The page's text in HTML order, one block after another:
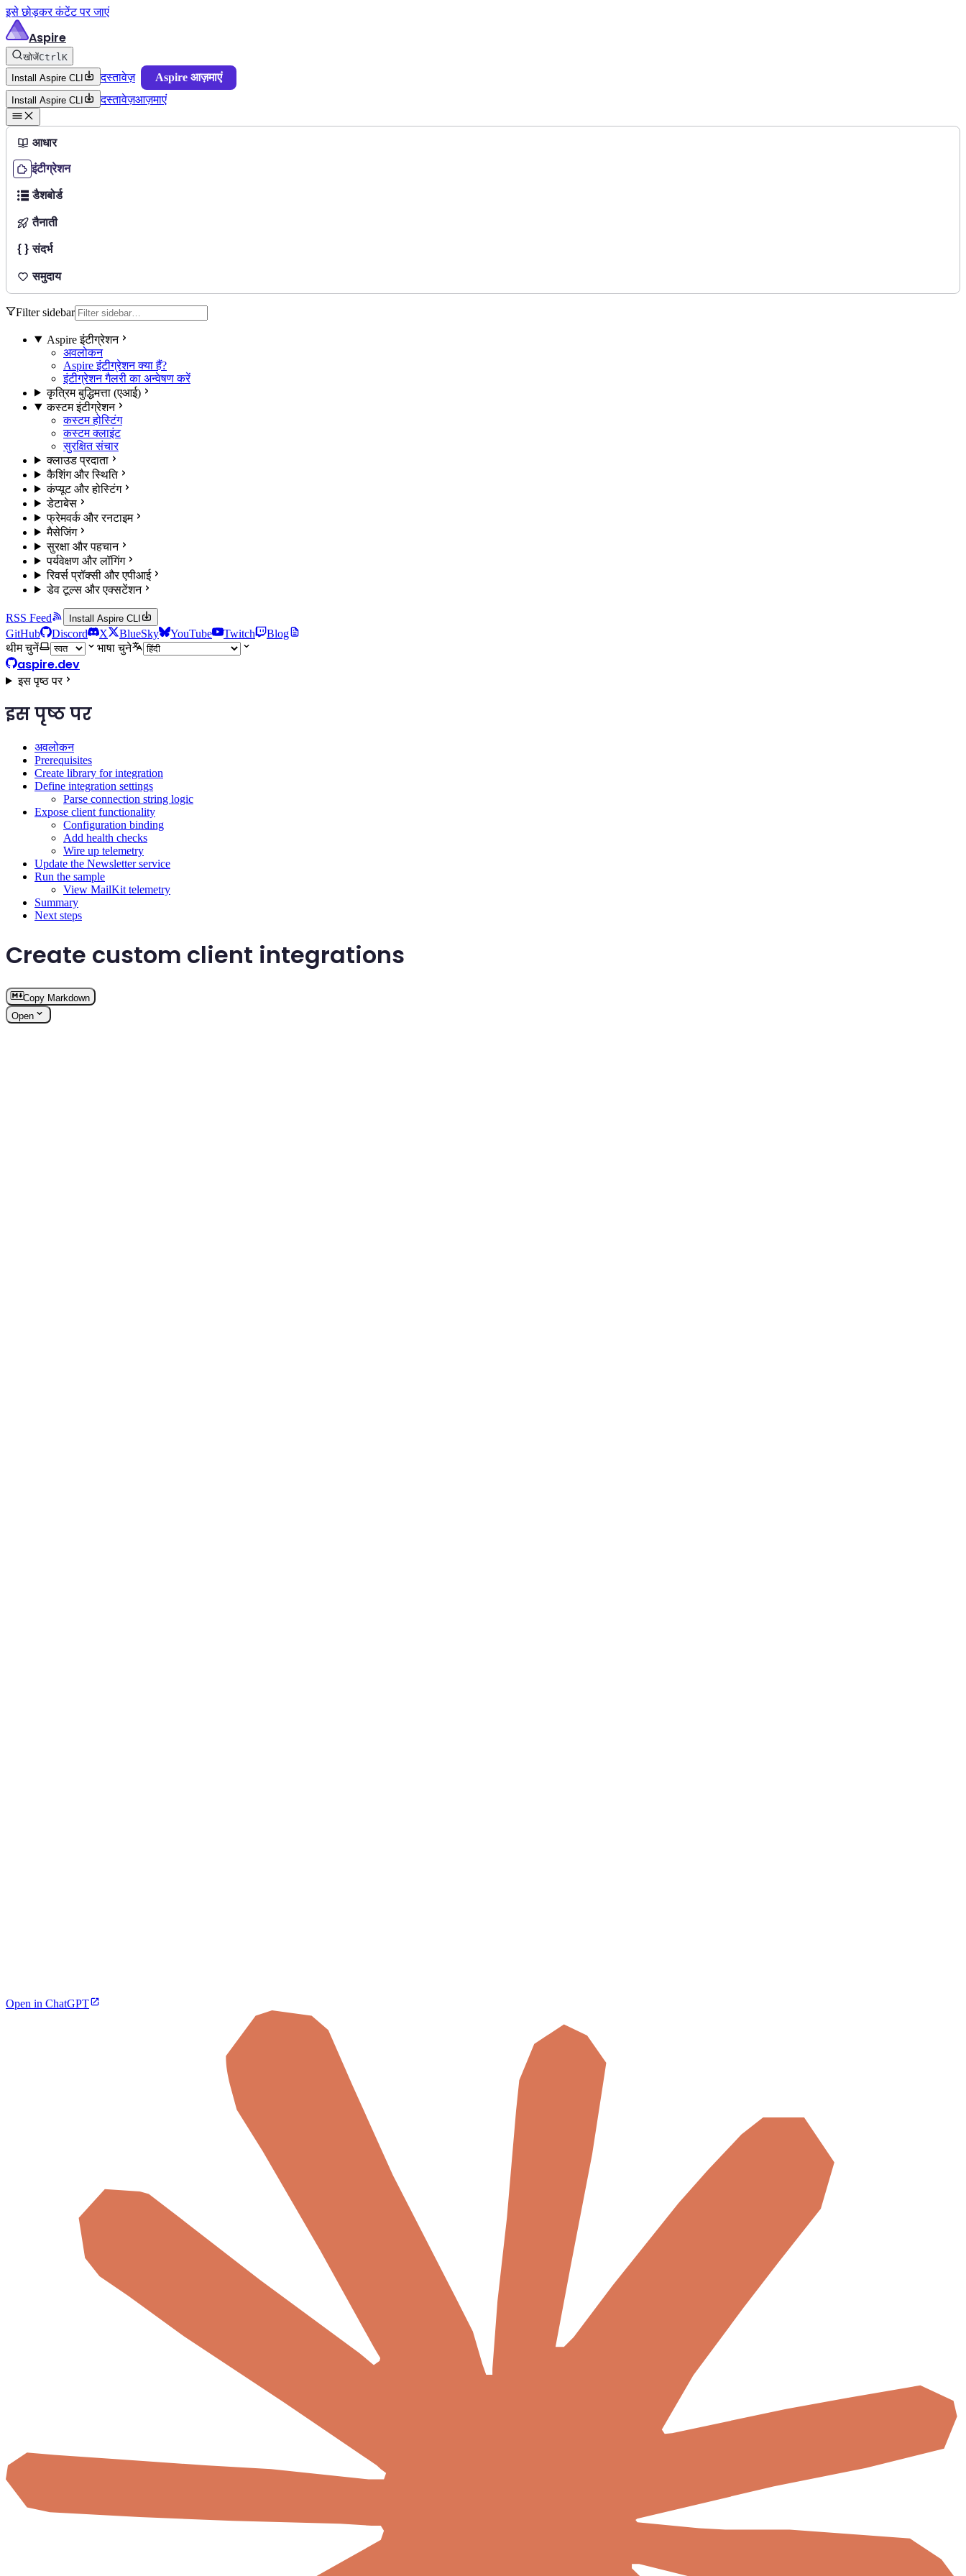
इसे छोड़कर कंटेंट पर जाएं
Aspire
खोजेंCtrlK
Install Aspire CLI
दस्तावेज़ Aspire आज़माएं
Install Aspire CLI दस्तावेज़आज़माएं
आधार
इंटीग्रेशन
डैशबोर्ड
तैनाती
संदर्भ
समुदाय
Filter sidebar
Aspire इंटीग्रेशन
अवलोकन
Aspire इंटीग्रेशन क्या हैं?
इंटीग्रेशन गैलरी का अन्वेषण करें
कृत्रिम बुद्धिमत्ता (एआई)
कस्टम इंटीग्रेशन
कस्टम होस्टिंग
कस्टम क्लाइंट
सुरक्षित संचार
क्लाउड प्रदाता
कैशिंग और स्थिति
कंप्यूट और होस्टिंग
डेटाबेस
फ्रेमवर्क और रनटाइम
मैसेजिंग
सुरक्षा और पहचान
पर्यवेक्षण और लॉगिंग
रिवर्स प्रॉक्सी और एपीआई
डेव टूल्स और एक्सटेंशन
RSS Feed Install Aspire CLI
GitHub Discord X BlueSky YouTube Twitch
Blog
थीम चुनें
भाषा चुने
aspire.dev
इस पृष्ठ पर
इस पृष्ठ पर
अवलोकन
Prerequisites
Create library for integration
Define integration settings
Parse connection string logic
Expose client functionality
Configuration binding
Add health checks
Wire up telemetry
Update the Newsletter service
Run the sample
View MailKit telemetry
Summary
Next steps
Create custom client integrations
Copy Markdown
Open
Open in ChatGPT